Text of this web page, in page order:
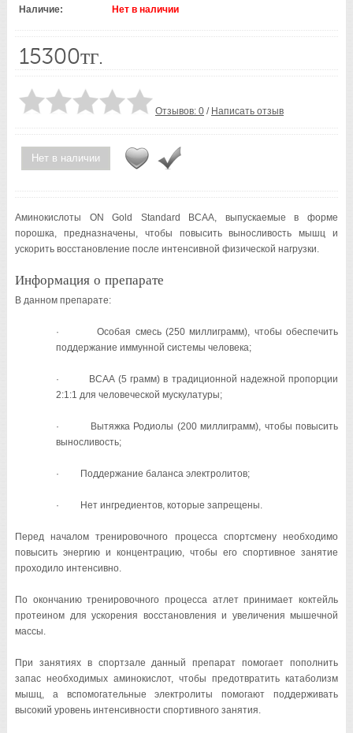
Наличие:
Нет в наличии
15300тг.
Отзывов: 0 / Написать отзыв
Нет в наличии
Аминокислоты ON Gold Standard ВСАА, выпускаемые в форме
порошка, предназначены, чтобы повысить выносливость мышц и
ускорить восстановление после интенсивной физической нагрузки.
Информация о препарате
В данном препарате:
· Особая смесь (250 миллиграмм), чтобы обеспечить
поддержание иммунной системы человека;
· ВСАА (5 грамм) в традиционной надежной пропорции
2:1:1 для человеческой мускулатуры;
· Вытяжка Родиолы (200 миллиграмм), чтобы повысить
выносливость;
· Поддержание баланса электролитов;
· Нет ингредиентов, которые запрещены.
Перед началом тренировочного процесса спортсмену необходимо
повысить энергию и концентрацию, чтобы его спортивное занятие
проходило интенсивно.
По окончанию тренировочного процесса атлет принимает коктейль
протеином для ускорения восстановления и увеличения мышечной
массы.
При занятиях в спортзале данный препарат помогает пополнить
запас необходимых аминокислот, чтобы предотвратить катаболизм
мышц, а вспомогательные электролиты помогают поддерживать
высокий уровень интенсивности спортивного занятия.